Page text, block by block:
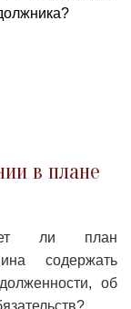
в плане
ли план
содержать
об